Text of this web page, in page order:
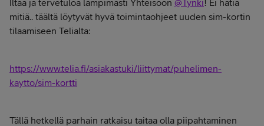
Iltaa ja tervetuloa lämpimästi Yhteisöön @Tynki! Ei hätiä
mitiä.. täältä löytyvät hyvä toimintaohjeet uuden sim-kortin
tilaamiseen Telialta:
https://www.telia.fi/asiakastuki/liittymat/puhelimen-
kaytto/sim-kortti
Tällä hetkellä parhain ratkaisu taitaa olla piipahtaminen